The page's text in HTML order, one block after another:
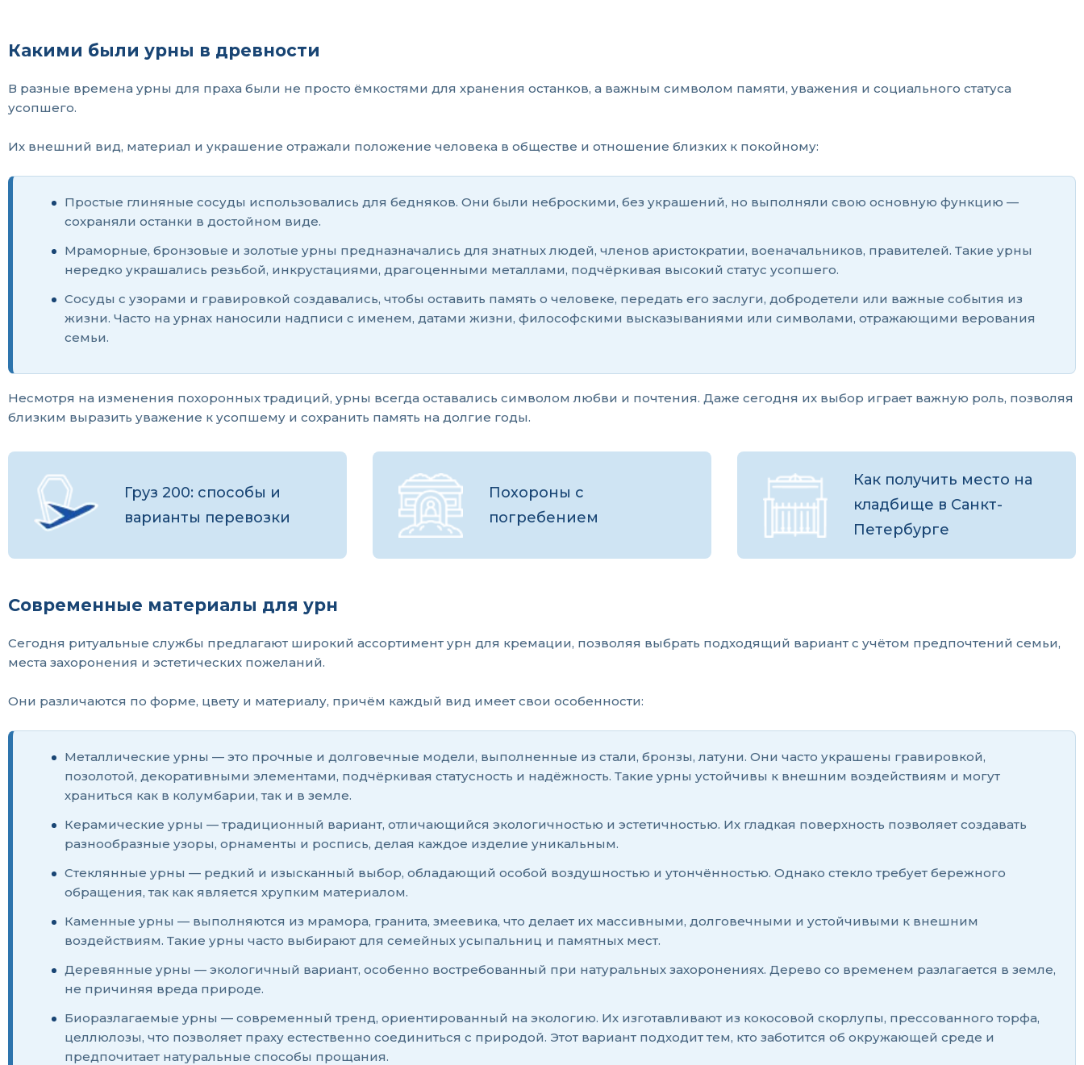
Какими были урны в древности
В разные времена урны для праха были не просто ёмкостями для хранения останков, а важным символом памяти, уважения и социального статуса
усопшего.
Их внешний вид, материал и украшение отражали положение человека в обществе и отношение близких к покойному:
Простые глиняные сосуды использовались для бедняков. Они были неброскими, без украшений, но выполняли свою основную функцию —
сохраняли останки в достойном виде.
Мраморные, бронзовые и золотые урны предназначались для знатных людей, членов аристократии, военачальников, правителей. Такие урны
нередко украшались резьбой, инкрустациями, драгоценными металлами, подчёркивая высокий статус усопшего.
Сосуды с узорами и гравировкой создавались, чтобы оставить память о человеке, передать его заслуги, добродетели или важные события из
жизни. Часто на урнах наносили надписи с именем, датами жизни, философскими высказываниями или символами, отражающими верования
семьи.
Несмотря на изменения похоронных традиций, урны всегда оставались символом любви и почтения. Даже сегодня их выбор играет важную роль, позволяя
близким выразить уважение к усопшему и сохранить память на долгие годы.
Груз 200: способы и
варианты перевозки
Похороны с
погребением
Как получить место на
кладбище в Санкт-
Петербурге
Современные материалы для урн
Сегодня ритуальные службы предлагают широкий ассортимент урн для кремации, позволяя выбрать подходящий вариант с учётом предпочтений семьи,
места захоронения и эстетических пожеланий.
Они различаются по форме, цвету и материалу, причём каждый вид имеет свои особенности:
Металлические урны — это прочные и долговечные модели, выполненные из стали, бронзы, латуни. Они часто украшены гравировкой,
позолотой, декоративными элементами, подчёркивая статусность и надёжность. Такие урны устойчивы к внешним воздействиям и могут
храниться как в колумбарии, так и в земле.
Керамические урны — традиционный вариант, отличающийся экологичностью и эстетичностью. Их гладкая поверхность позволяет создавать
разнообразные узоры, орнаменты и роспись, делая каждое изделие уникальным.
Стеклянные урны — редкий и изысканный выбор, обладающий особой воздушностью и утончённостью. Однако стекло требует бережного
обращения, так как является хрупким материалом.
Каменные урны — выполняются из мрамора, гранита, змеевика, что делает их массивными, долговечными и устойчивыми к внешним
воздействиям. Такие урны часто выбирают для семейных усыпальниц и памятных мест.
Деревянные урны — экологичный вариант, особенно востребованный при натуральных захоронениях. Дерево со временем разлагается в земле,
не причиняя вреда природе.
Биоразлагаемые урны — современный тренд, ориентированный на экологию. Их изготавливают из кокосовой скорлупы, прессованного торфа,
целлюлозы, что позволяет праху естественно соединиться с природой. Этот вариант подходит тем, кто заботится об окружающей среде и
предпочитает натуральные способы прощания.